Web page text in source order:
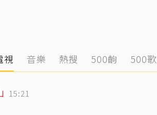
視 音樂 熱搜 500齣 500歌
15:21